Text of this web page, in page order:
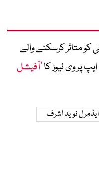
کو متاثر کرسکنے والے
پر وی نیوز کا ’آفیشل
ایڈمرل نوید اشرف